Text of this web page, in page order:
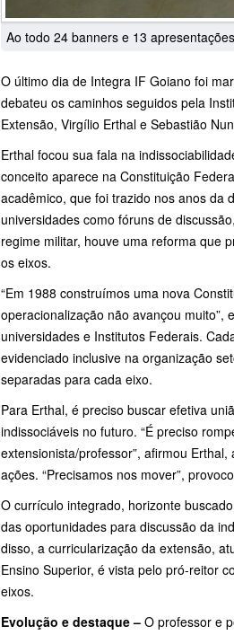
Ao todo 24 banners e 13
O último dia de Integra IF Goiano foi
debateu os caminhos seguidos pela
Extensão, Virgílio Erthal e Sebastião
Erthal focou sua fala na
conceito aparece na Constituição
acadêmico, que foi trazido nos anos da
universidades como fóruns de
regime militar, houve uma reforma que
os eixos.
“Em 1988 construímos uma nova
operacionalização não avançou muito”,
universidades e Institutos Federais.
evidenciado inclusive na organização
separadas para cada eixo.
Para Erthal, é preciso buscar efetiva
indissociáveis no futuro. “É preciso
extensionista/professor”, afirmou
ações. “Precisamos nos mover”,
O currículo integrado, horizonte
das oportunidades para discussão da
disso, a curricularização da extensão,
Ensino Superior, é vista pelo pró-reitor
eixos.
Evolução e destaque – O professor e